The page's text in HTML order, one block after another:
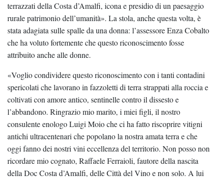
terrazzati della Costa d’Amalfi, icona e presidio di un paesaggio
rurale patrimonio dell’umanità». La stola, anche questa volta, è
stata adagiata sulle spalle da una donna: l’assessore Enza Cobalto
che ha voluto fortemente che questo riconoscimento fosse
attribuito anche alle donne.
«Voglio condividere questo riconoscimento con i tanti contadini
spericolati che lavorano in fazzoletti di terra strappati alla roccia e
coltivati con amore antico, sentinelle contro il dissesto e
l’abbandono. Ringrazio mio marito, i miei figli, il nostro
consulente enologo Luigi Moio che ci ha fatto riscoprire vitigni
antichi ultracentenari che popolano la nostra amata terra e che
oggi fanno dei nostri vini eccellenza del territorio. Non posso non
ricordare mio cognato, Raffaele Ferraioli, fautore della nascita
della Doc Costa d’Amalfi, delle Città del Vino e non solo. A lui